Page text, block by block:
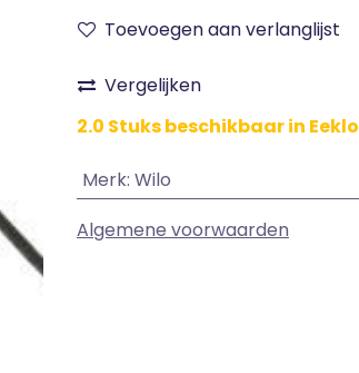
Toevoegen aan verlanglijst
Vergelijken
2.0 Stuks beschikbaar in Eeklo
Merk: Wilo
Algemene voorwaarden